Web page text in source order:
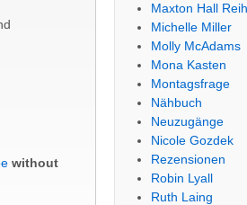
without
Maxton Hall
Michelle Miller
Molly McAdams
Mona Kasten
Montagsfrage
Nähbuch
Neuzugänge
Nicole Gozdek
Rezensionen
Robin Lyall
Ruth Laing